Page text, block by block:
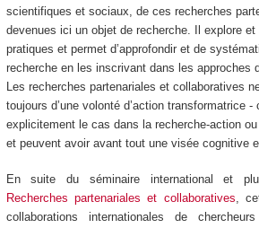
scientifiques et sociaux, de ces recherches
devenues ici un objet de recherche. Il explore
pratiques et permet d’approfondir et de
recherche en les inscrivant dans les approches
Les recherches partenariales et collaboratives
toujours d’une volonté d’action transformatrice -
explicitement le cas dans la recherche-action
et peuvent avoir avant tout une visée cognitive
En suite du séminaire international et
Recherches partenariales et collaboratives,
collaborations internationales de